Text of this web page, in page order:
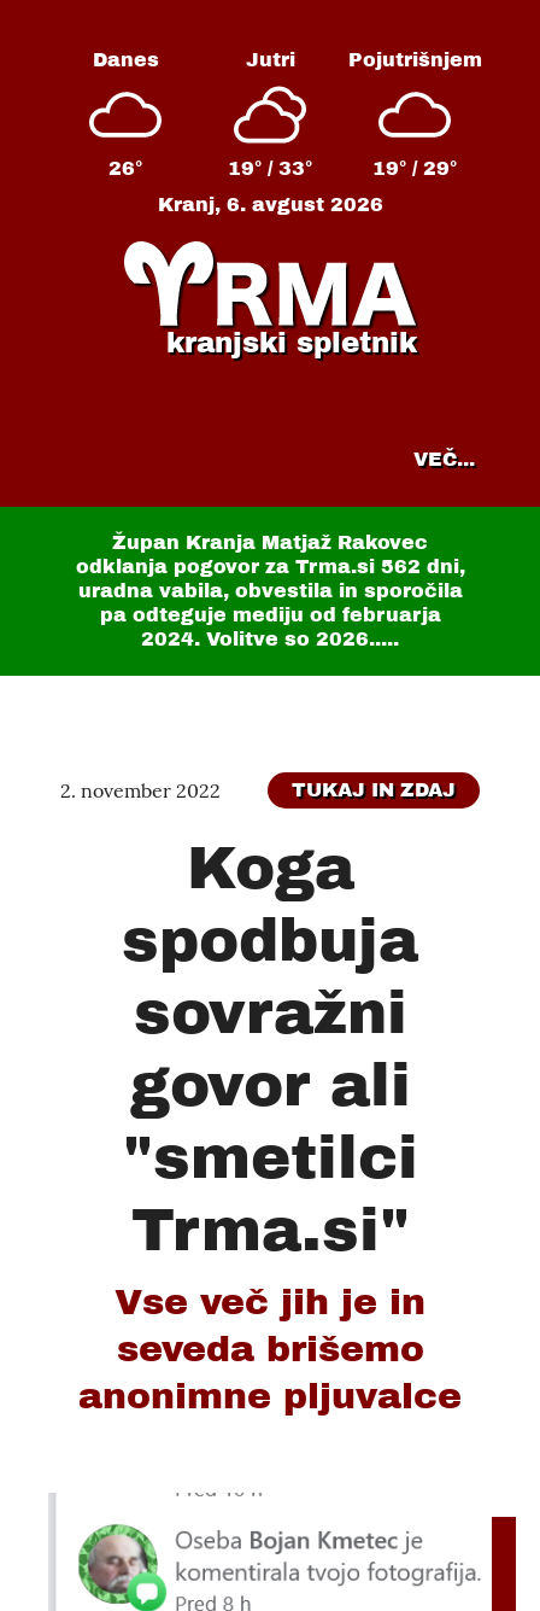
Danes
26°
Jutri
19° / 33°
Pojutrišnjem
19° / 29°
Kranj, 6. avgust 2026
kranjski spletnik
VEČ...
Župan Kranja Matjaž Rakovec
odklanja pogovor za Trma.si 562 dni,
uradna vabila, obvestila in sporočila
pa odteguje mediju od februarja
2024. Volitve so 2026.....
2. november 2022 TUKAJ IN ZDAJ
Koga
spodbuja
sovražni
govor ali
"smetilci
Trma.si"
Vse več jih je in
seveda brišemo
anonimne pljuvalce